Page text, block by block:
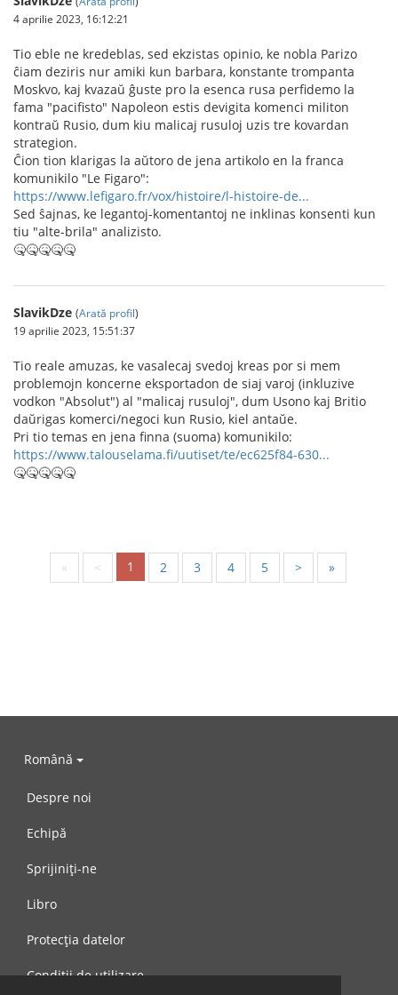
4 aprilie 2023, 16:12:21
Tio eble ne kredeblas, sed ekzistas opinio, ke nobla Parizo
ĉiam deziris nur amiki kun barbara, konstante trompanta
Moskvo, kaj kvazaŭ ĝuste pro la esenca rusa perfidemo la
fama "pacifisto" Napoleon estis devigita komenci militon
kontraŭ Rusio, dum kiu malicaj rusuloj uzis tre kovardan
strategion.
Ĉion tion klarigas la aŭtoro de jena artikolo en la franca
komunikilo "Le Figaro":
https://www.lefigaro.fr/vox/histoire/l-histoire-de...
Sed ŝajnas, ke legantoj-komentantoj ne inklinas konsenti kun
tiu "alte-brila" analizisto.
🤒🤒🤒🤒🤒
SlavikDze (Arată profil)
19 aprilie 2023, 15:51:37
Tio reale amuzas, ke vasalecaj svedoj kreas por si mem
problemojn koncerne eksportadon de siaj varoj (inkluzive
vodkon "Absolut") al "malicaj rusuloj", dum Usono kaj Britio
daŭrigas komerci/negoci kun Rusio, kiel antaŭe.
Pri tio temas en jena finna (suoma) komunikilo:
https://www.talouselama.fi/uutiset/te/ec625f84-630...
🤒🤒🤒🤒🤒
« < 1 2 3 4 5 > »
Română
Despre noi
Echipă
Sprijiniți-ne
Libro
Protecția datelor
Condiții de utilizare